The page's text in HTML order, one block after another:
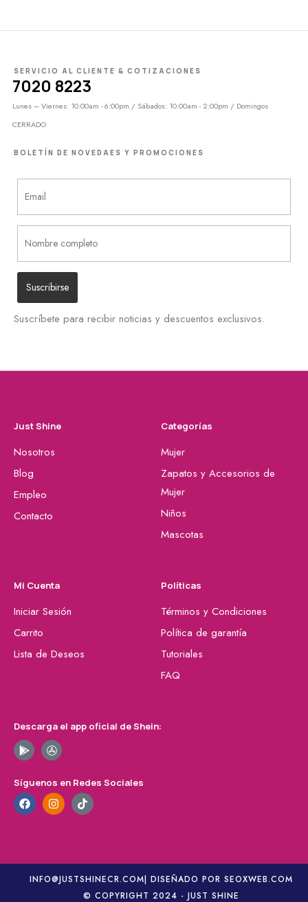
SERVICIO AL CLIENTE & COTIZACIONES
7020 8223
Lunes – Viernes: 10:00am - 6:00pm / Sábados: 10:00am - 2:00pm / Domingos
CERRADO
BOLETÍN DE NOVEDAES Y PROMOCIONES
Suscríbete para recibir noticias y descuentos exclusivos.
Just Shine
Nosotros
Blog
Empleo
Contacto
Categorías
Mujer
Zapatos y Accesorios de
Mujer
Niños
Mascotas
Mi Cuenta
Iniciar Sesión
Carrito
Lista de Deseos
Políticas
Términos y Condiciones
Política de garantía
Tutoriales
FAQ
Descarga el app oficial de Shein:
Síguenos en Redes Sociales
INFO@JUSTSHINECR.COM| DISEÑADO POR SEOXWEB.COM
© COPYRIGHT 2024 - JUST SHINE